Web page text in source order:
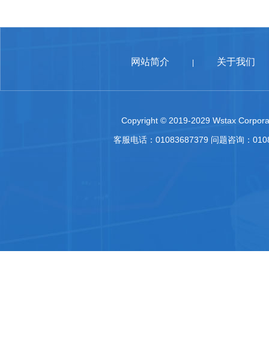
网站简介 关于我们
Copyright © 2019-2029 Wstax
客服电话：01083687379 问题咨询：